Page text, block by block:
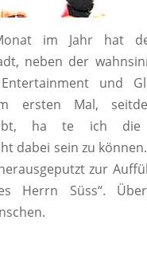
im Jahr hat
neben der
und
ersten Mal,
gibt, ha te ich
dabei sein zu
zur
Herrn Süss“.